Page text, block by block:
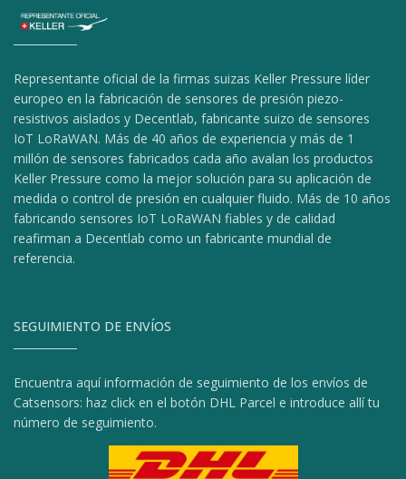
Representante oficial de la firmas suizas Keller Pressure líder
europeo en la fabricación de sensores de presión piezo-
resistivos aislados y Decentlab, fabricante suizo de sensores
IoT LoRaWAN. Más de 40 años de experiencia y más de 1
millón de sensores fabricados cada año avalan los productos
Keller Pressure como la mejor solución para su aplicación de
medida o control de presión en cualquier fluido. Más de 10 años
fabricando sensores IoT LoRaWAN fiables y de calidad
reafirman a Decentlab como un fabricante mundial de
referencia.
SEGUIMIENTO DE ENVÍOS
Encuentra aquí información de seguimiento de los envíos de
Catsensors: haz click en el botón DHL Parcel e introduce allí tu
número de seguimiento.